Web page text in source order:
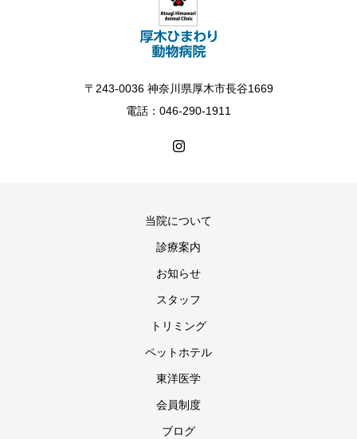
〒243-0036 神奈川県厚木市長谷1669
電話：046-290-1911
当院について
診療案内
お知らせ
スタッフ
トリミング
ペットホテル
東洋医学
会員制度
ブログ